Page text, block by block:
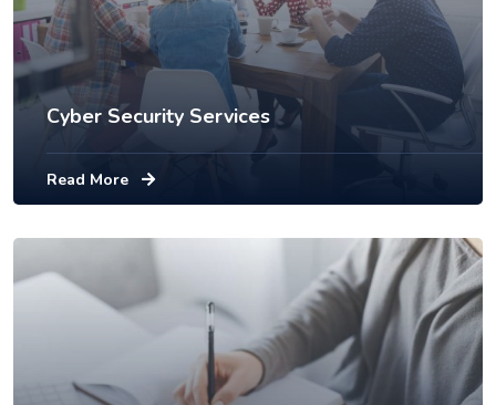
Cyber Security Services
Read More